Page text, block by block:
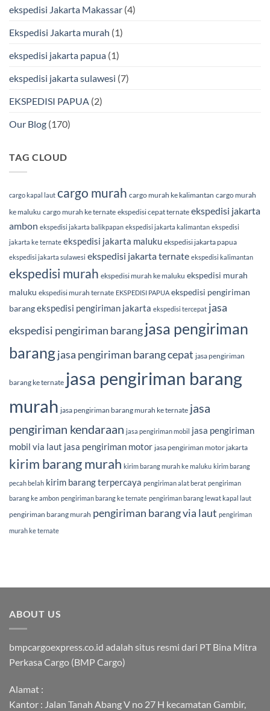
BMP
ekspedisi Jakarta Makassar (4)
Ekspedisi Jakarta murah (1)
ekspedisi jakarta papua (1)
ekspedisi jakarta sulawesi (7)
EKSPEDISI PAPUA (2)
Our Blog (170)
TAG CLOUD
cargo kapal laut cargo murah cargo murah ke kalimantan cargo murah
ke maluku cargo murah ke ternate ekspedisi cepat ternate ekspedisi jakarta
ambon ekspedisi jakarta balikpapan ekspedisi jakarta kalimantan ekspedisi
jakarta ke ternate ekspedisi jakarta maluku ekspedisi jakarta papua
ekspedisi jakarta sulawesi ekspedisi jakarta ternate ekspedisi kalimantan
ekspedisi murah ekspedisi murah ke maluku ekspedisi murah
maluku ekspedisi murah ternate EKSPEDISI PAPUA ekspedisi pengiriman
barangekspedisi pengiriman jakarta ekspedisi tercepat jasa
ekspedisi pengiriman barangjasa pengiriman
barangjasa pengiriman barang cepat jasa pengiriman
barang ke ternate jasa pengiriman barang
murah jasa pengiriman barang murah ke ternate jasa
pengiriman kendaraan jasa pengiriman mobil jasa pengiriman
mobil via laut jasa pengiriman motor jasa pengiriman motor jakarta
kirim barang murah kirim barang murah ke maluku kirim barang
pecah belah kirim barang terpercaya pengiriman alat berat pengiriman
barang ke ambon pengiriman barang ke ternate pengiriman barang lewat kapal laut
pengiriman barang murah pengiriman barang via laut pengiriman
murah ke ternate
ABOUT US
bmpcargoexpress.co.id adalah situs resmi dari PT Bina Mitra
Perkasa Cargo (BMP Cargo)
Alamat :
Kantor : Jalan Tanah Abang V no 27 H kecamatan Gambir,